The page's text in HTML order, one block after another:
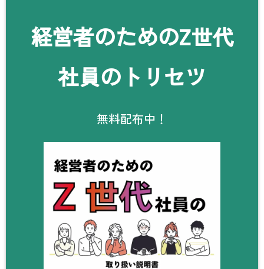
経営者のためのZ世代
社員のトリセツ
無料配布中！